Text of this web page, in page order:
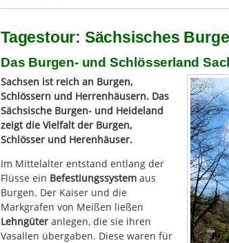
Tagestour: Sächsisches
Das Burgen- und Schlösserland
Sachsen ist reich an Burgen,
Schlössern und Herrenhäusern. Das
Sächsische Burgen- und Heideland
zeigt die Vielfalt der Burgen,
Schlösser und Herenhäuser.
Im Mittelalter entstand entlang der
Flüsse ein Befestiungssystem aus
Burgen. Der Kaiser und die
Markgrafen von Meißen ließen
Lehngüter anlegen, die sie ihren
Vasallen übergaben. Diese waren für